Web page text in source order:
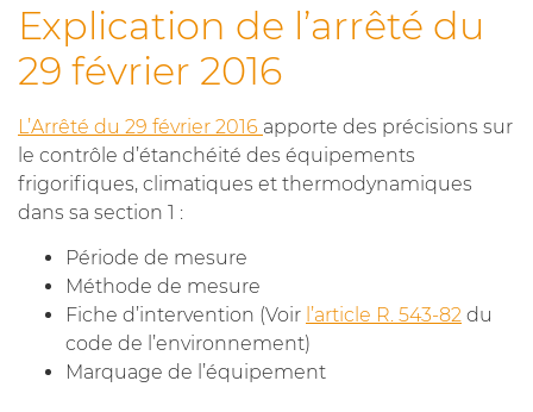
Explication de l’arrêté du
29 février 2016
L’Arrêté du 29 février 2016 apporte des précisions sur
le contrôle d’étanchéité des équipements
frigorifiques, climatiques et thermodynamiques
dans sa section 1 :
Période de mesure
Méthode de mesure
Fiche d’intervention (Voir l’article R. 543-82 du
code de l’environnement)
Marquage de l’équipement